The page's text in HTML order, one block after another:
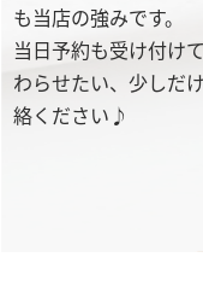
も当店の強みです。
当日予約も受け付け
わらせたい、少しだ
絡ください♪